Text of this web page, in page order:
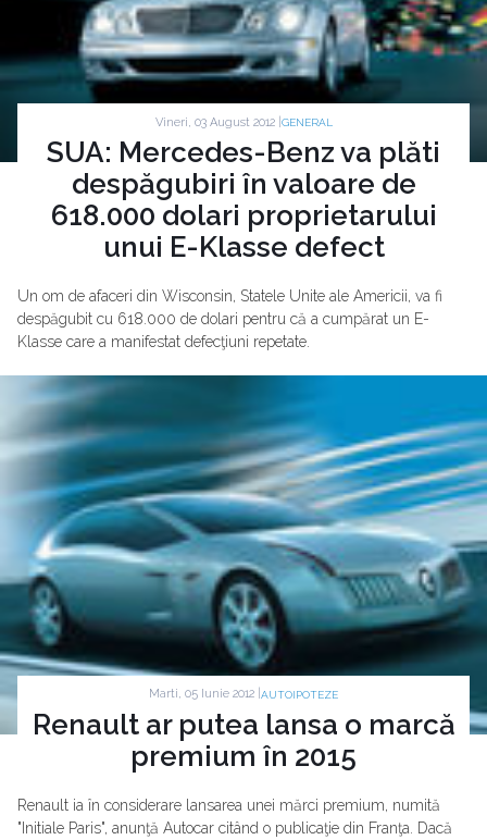
Vineri, 03 August 2012 | GENERAL
SUA: Mercedes-Benz va plăti
despăgubiri în valoare de
618.000 dolari proprietarului
unui E-Klasse defect
Un om de afaceri din Wisconsin, Statele Unite ale Americii, va fi
despăgubit cu 618.000 de dolari pentru că a cumpărat un E-
Klasse care a manifestat defecţiuni repetate.
Marti, 05 Iunie 2012 | AUTOIPOTEZE
Renault ar putea lansa o marcă
premium în 2015
Renault ia în considerare lansarea unei mărci premium, numită
"Initiale Paris", anunţă Autocar citând o publicaţie din Franţa. Dacă